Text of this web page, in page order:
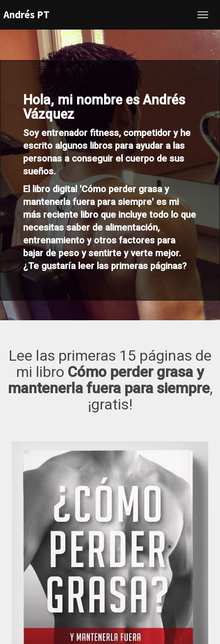
Andrés PT
Hola, mi nombre es Andrés
Vázquez
Soy entrenador fitness, competidor y he
escrito algunos libros para ayudar a las
personas a conseguir el cuerpo de sus
sueños.
El libro digital 'Cómo perder grasa y
mantenerla fuera para siempre' es mi
más reciente libro que incluye todo lo que
necesitas saber de alimentación,
entrenamiento y otros factores para
bajar de peso y sentirte y verte mejor.
¿Te gustaría leer las primeras páginas?
Lee las primeras 15 páginas de
mi libro Cómo perder grasa y
mantenerla fuera para siempre,
¡gratis!